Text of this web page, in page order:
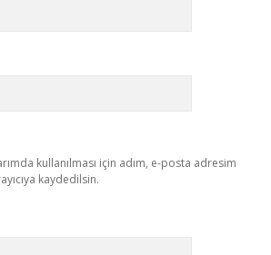
kullanılması için adım, e-posta adresim
kaydedilsin.